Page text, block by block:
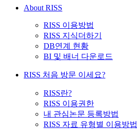
About RISS
RISS 이용방법
RISS 지식더하기
DB연계 현황
BI 및 배너 다운로드
RISS 처음 방문 이세요?
RISS란?
RISS 이용권한
내 관심논문 등록방법
RISS 자료 유형별 이용방법